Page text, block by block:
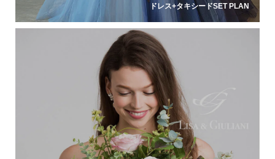
ドレス+タキシードSET PLAN